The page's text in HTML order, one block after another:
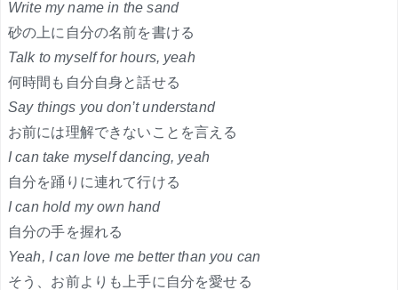
Write my name in the sand
砂の上に自分の名前を書ける
Talk to myself for hours, yeah
何時間も自分自身と話せる
Say things you don’t understand
お前には理解できないことを言える
I can take myself dancing, yeah
自分を踊りに連れて行ける
I can hold my own hand
自分の手を握れる
Yeah, I can love me better than you can
そう、お前よりも上手に自分を愛せる